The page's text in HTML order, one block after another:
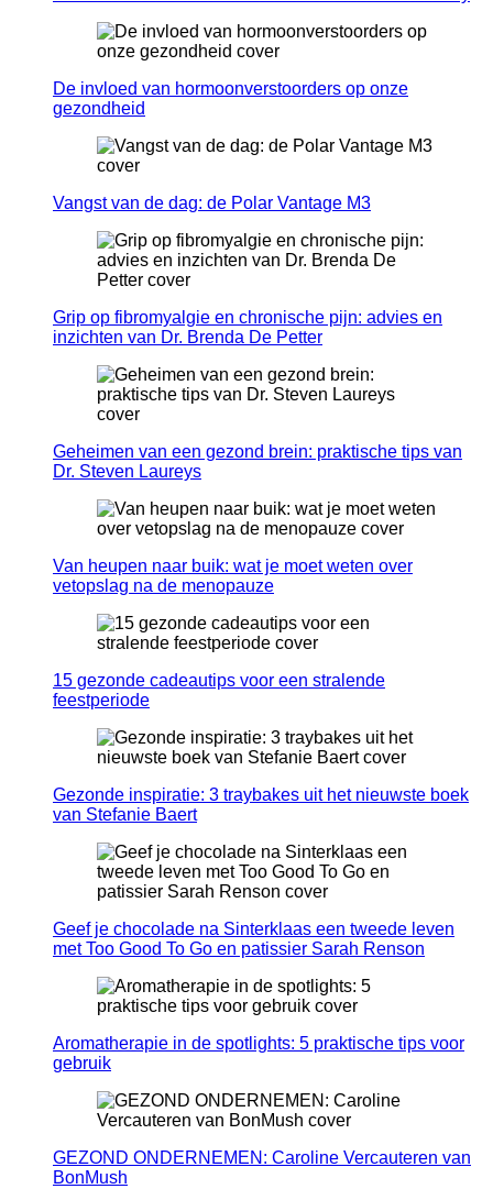
De invloed van hormoonverstoorders op onze
gezondheid
Vangst van de dag: de Polar Vantage M3
Grip op fibromyalgie en chronische pijn: advies en
inzichten van Dr. Brenda De Petter
Geheimen van een gezond brein: praktische tips van
Dr. Steven Laureys
Van heupen naar buik: wat je moet weten over
vetopslag na de menopauze
15 gezonde cadeautips voor een stralende
feestperiode
Gezonde inspiratie: 3 traybakes uit het nieuwste boek
van Stefanie Baert
Geef je chocolade na Sinterklaas een tweede leven
met Too Good To Go en patissier Sarah Renson
Aromatherapie in de spotlights: 5 praktische tips voor
gebruik
GEZOND ONDERNEMEN: Caroline Vercauteren van
BonMush